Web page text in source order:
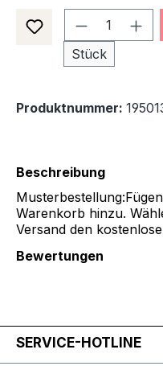
Produkt
Stück
Produktnummer:
Beschreibung
Warenkorb hinzu.
Versand den
Bewertungen
SERVICE-HOTLINE